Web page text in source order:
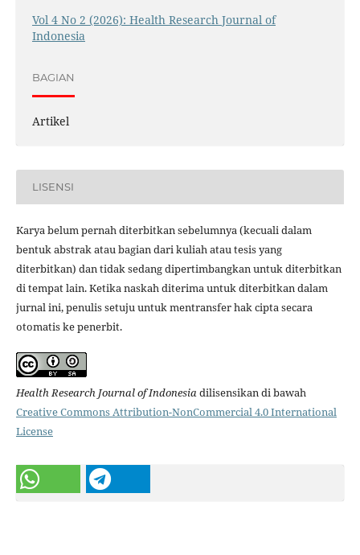
Vol 4 No 2 (2026): Health Research Journal of
Indonesia
BAGIAN
Artikel
LISENSI
Karya belum pernah diterbitkan sebelumnya (kecuali dalam
bentuk abstrak atau bagian dari kuliah atau tesis yang
diterbitkan) dan tidak sedang dipertimbangkan untuk diterbitkan
di tempat lain. Ketika naskah diterima untuk diterbitkan dalam
jurnal ini, penulis setuju untuk mentransfer hak cipta secara
otomatis ke penerbit.
Health Research Journal of Indonesiadilisensikan di bawah
Creative Commons Attribution-NonCommercial 4.0 International
License